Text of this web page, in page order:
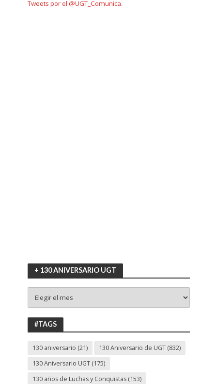
Tweets por el @UGT_Comunica.
+ 130 ANIVERSARIO UGT
130
ANIVERSARIO
UGT
#TAGS
130 aniversario (21) 130 Aniversario de UGT(832)
130 Aniversario UGT(175)
130 años de Luchas y Conquistas(153)